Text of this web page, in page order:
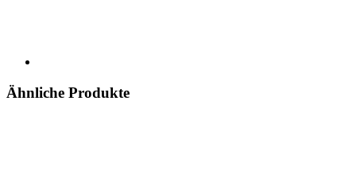
Ähnliche Produkte